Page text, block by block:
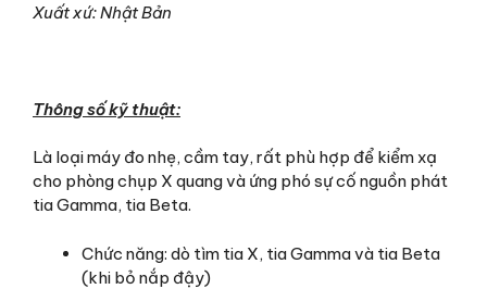
Xuất xứ: Nhật Bản
Thông số kỹ thuật:
Là loại máy đo nhẹ, cầm tay, rất phù hợp để kiểm xạ
cho phòng chụp X quang và ứng phó sự cố nguồn phát
tia Gamma, tia Beta.
Chức năng: dò tìm tia X, tia Gamma và tia Beta
(khi bỏ nắp đậy)